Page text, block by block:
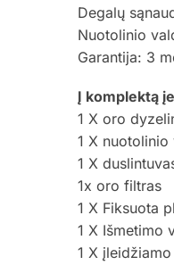
Degalų
Nuotolinio
Garantija: 3
Į komplektą
1 X oro
1 X
1 X
1x oro filtras
1 X Fiksuota
1 X Išmetimo
1 X